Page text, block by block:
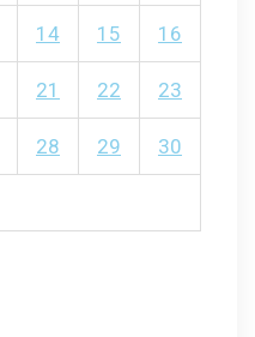
14 15 16
21 22 23
28 29 30